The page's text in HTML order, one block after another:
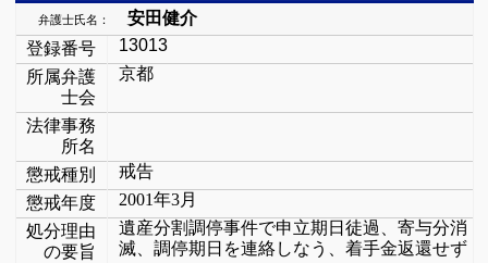
弁護士氏名：
安田健介
登録番号
13013
所属弁護
士会
京都
法律事務
所名
懲戒種別
戒告
懲戒年度
2001年3月
処分理由
の要旨
遺産分割調停事件で申立期日徒過、寄与分消
滅、調停期日を連絡しなう、着手金返還せず